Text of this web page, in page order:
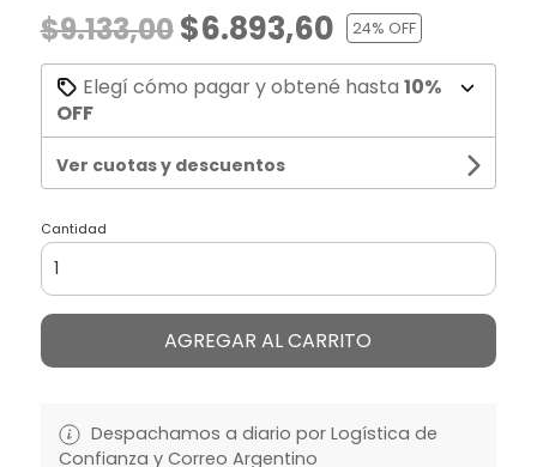
$9.133,00$6.893,60 24% OFF
Elegí cómo pagar y obtené hasta 10%
OFF
Ver cuotas y descuentos
Cantidad
AGREGAR AL CARRITO
Despachamos a diario por Logística de
Confianza y Correo Argentino